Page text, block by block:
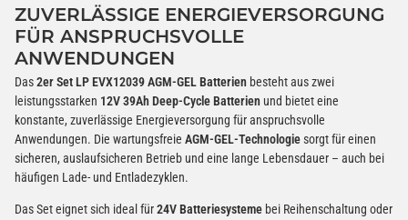
ZUVERLÄSSIGE ENERGIEVERSORGUNG
FÜR ANSPRUCHSVOLLE
ANWENDUNGEN
Das2er Set LP EVX12039 AGM-GEL Batterien besteht aus zwei
leistungsstarken 12V 39Ah Deep-Cycle Batterien und bietet eine
konstante, zuverlässige Energieversorgung für anspruchsvolle
Anwendungen. Die wartungsfreie AGM-GEL-Technologiesorgt für einen
sicheren, auslaufsicheren Betrieb und eine lange Lebensdauer – auch bei
häufigen Lade- und Entladezyklen.
Das Set eignet sich ideal für24V Batteriesysteme bei Reihenschaltung oder